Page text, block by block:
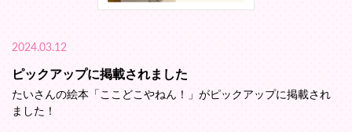
2024.03.12
ピックアップに掲載されました
たいさんの絵本「ここどこやねん！」がピックアップに掲載され
ました！